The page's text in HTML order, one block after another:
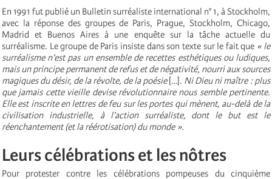
En 1991 fut publié un Bulletin surréaliste international n° 1, à Stockholm,
avec la réponse des groupes de Paris, Prague, Stockholm, Chicago,
Madrid et Buenos Aires à une enquête sur la tâche actuelle du
surréalisme. Le groupe de Paris insiste dans son texte sur le fait que « le
surréalisme n’est pas un ensemble de recettes esthétiques ou ludiques,
mais un principe permanent de refus et de négativité, nourri aux sources
magiques du désir, de la révolte, de la poésie[…]. Ni Dieu ni maître : plus
que jamais cette vieille devise révolutionnaire nous semble pertinente.
Elle est inscrite en lettres de feu sur les portes qui mènent, au-delà de la
civilisation industrielle, à l’action surréaliste, dont le but est le
réenchantement (et la réérotisation) du monde ».
Leurs célébrations et les nôtres
Pour protester contre les célébrations pompeuses du cinquième